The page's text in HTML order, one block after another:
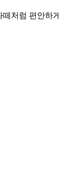
처럼 편안하게